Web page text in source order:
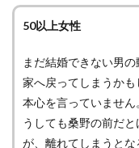
50以上女性
まだ結婚できない男
家へ戻ってしまうか
本心を言っていませ
うしても桑野の前だ
が、離れてしまうとな